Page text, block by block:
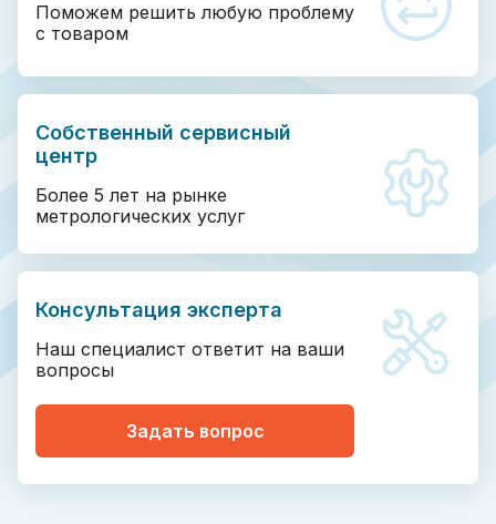
Поможем решить любую проблему
с товаром
Собственный сервисный
центр
Более 5 лет на рынке
метрологических услуг
Консультация эксперта
Наш специалист ответит на ваши
вопросы
Задать вопрос